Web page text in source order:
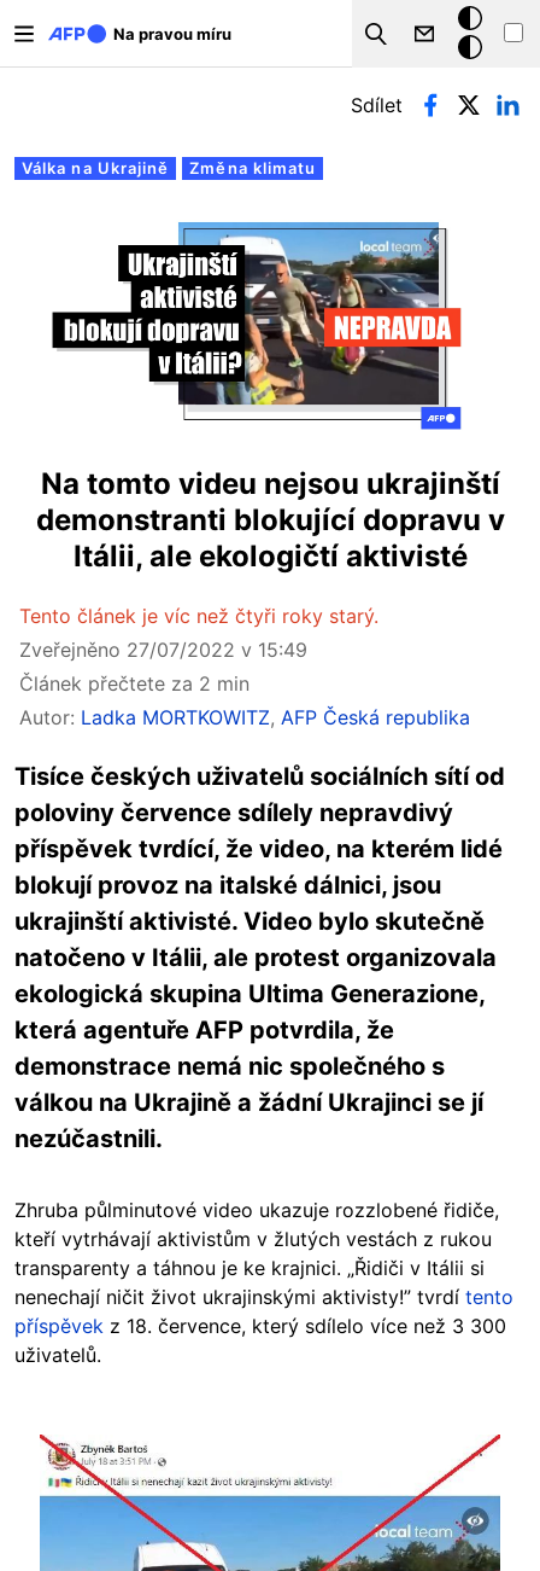
Na pravou míru
Search
Tmavý
režim
Hlavní záložky
Válka na Ukrajině Změna klimatu
Sdílet
Na tomto videu nejsou ukrajinští
demonstranti blokující dopravu v
Itálii, ale ekologičtí aktivisté
Tento článek je víc než čtyři roky starý.
Zveřejněno 27/07/2022 v 15:49
Článek přečtete za 2 min
Autor: Ladka MORTKOWITZ, AFP Česká republika
Tisíce českých uživatelů sociálních sítí od
poloviny července sdílely nepravdivý
příspěvek tvrdící, že video, na kterém lidé
blokují provoz na italské dálnici, jsou
ukrajinští aktivisté. Video bylo skutečně
natočeno v Itálii, ale protest organizovala
ekologická skupina Ultima Generazione,
která agentuře AFP potvrdila, že
demonstrace nemá nic společného s
válkou na Ukrajině a žádní Ukrajinci se jí
nezúčastnili.
Zhruba půlminutové video ukazuje rozzlobené řidiče,
kteří vytrhávají aktivistům v žlutých vestách z rukou
transparenty a táhnou je ke krajnici. „Řidiči v Itálii si
nenechají ničit život ukrajinskými aktivisty!” tvrdí tento
příspěvek z 18. července, který sdílelo více než 3 300
uživatelů.
Image